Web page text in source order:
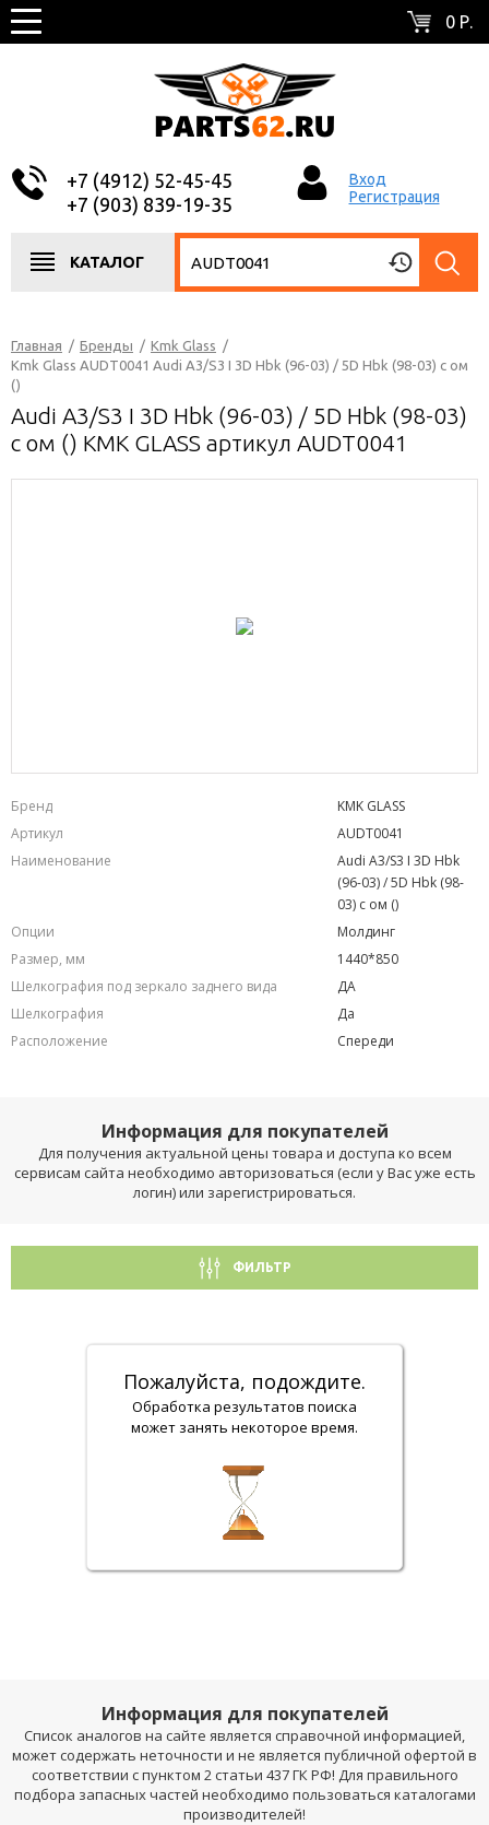
0 Р.
+7 (4912) 52-45-45
+7 (903) 839-19-35
Вход
Регистрация
КАТАЛОГ
Главная / Бренды / Kmk Glass /
Kmk Glass AUDT0041 Audi A3/S3 I 3D Hbk (96-03) / 5D Hbk (98-03) с ом
()
Audi A3/S3 I 3D Hbk (96-03) / 5D Hbk (98-03)
с ом () KMK GLASS артикул AUDT0041
Бренд
KMK GLASS
Артикул
AUDT0041
Наименование
Audi A3/S3 I 3D Hbk
(96-03) / 5D Hbk (98-
03) с ом ()
Опции
Молдинг
Размер, мм
1440*850
Шелкография под зеркало заднего вида
ДА
Шелкография
Да
Расположение
Спереди
Информация для покупателей
Для получения актуальной цены товара и доступа ко всем
сервисам сайта необходимо авторизоваться (если у Вас уже есть
логин) или зарегистрироваться.
ФИЛЬТР
Пожалуйста, подождите.
Обработка результатов поиска
может занять некоторое время.
Информация для покупателей
Список аналогов на сайте является справочной информацией,
может содержать неточности и не является публичной офертой в
соответствии с пунктом 2 статьи 437 ГК РФ! Для правильного
подбора запасных частей необходимо пользоваться каталогами
производителей!